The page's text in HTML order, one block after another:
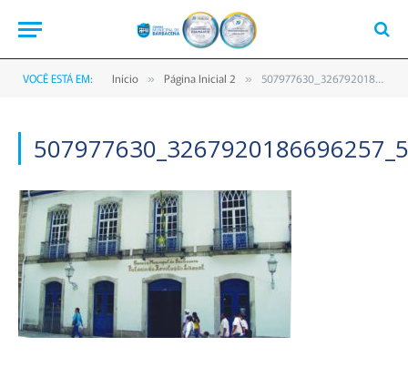
VOCÊ ESTÁ EM: Início » Página Inicial 2 » 507977630_3267920186696257_5977431258863820885_n